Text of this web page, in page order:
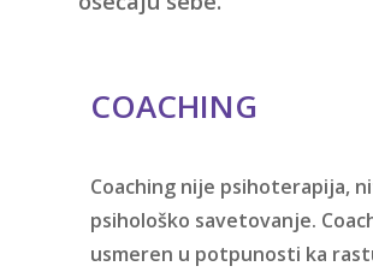
COACHING
Coaching nije psihoterapija,
psihološko savetovanje.
usmeren u potpunosti ka